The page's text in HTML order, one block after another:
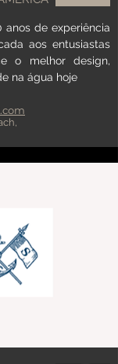
de experiência
aos entusiastas
o melhor design,
na água hoje